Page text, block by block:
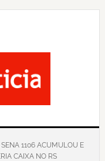
1106 ACUMULOU E
CAIXA NO RS